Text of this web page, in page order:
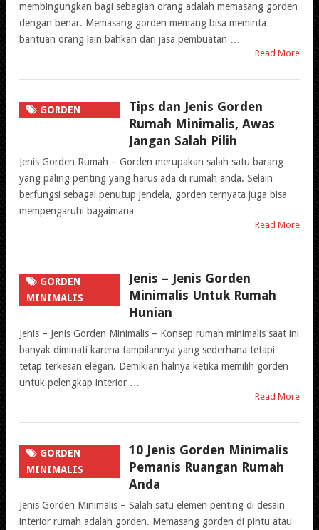
membingungkan bagi sebagian orang adalah memasang gorden
dengan benar. Memasang gorden memang bisa meminta
bantuan orang lain bahkan dari jasa pembuatan …
Read More
GORDEN
Tips dan Jenis Gorden
Rumah Minimalis, Awas
Jangan Salah Pilih
Jenis Gorden Rumah – Gorden merupakan salah satu barang
yang paling penting yang harus ada di rumah anda. Selain
berfungsi sebagai penutup jendela, gorden ternyata juga bisa
mempengaruhi bagaimana …
Read More
GORDEN
MINIMALIS
Jenis – Jenis Gorden
Minimalis Untuk Rumah
Hunian
Jenis – Jenis Gorden Minimalis – Konsep rumah minimalis saat ini
banyak diminati karena tampilannya yang sederhana tetapi
tetap terkesan elegan. Demikian halnya ketika memilih gorden
untuk pelengkap interior …
Read More
GORDEN
MINIMALIS
10 Jenis Gorden Minimalis
Pemanis Ruangan Rumah
Anda
Jenis Gorden Minimalis – Salah satu elemen penting di desain
interior rumah adalah gorden. Memasang gorden di pintu atau